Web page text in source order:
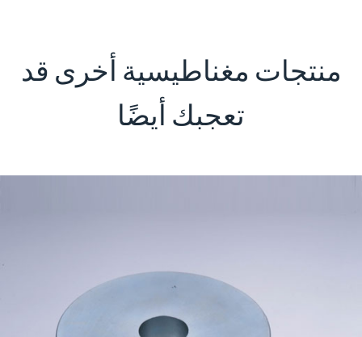
منتجات مغناطيسية أخرى قد
تعجبك أيضًا